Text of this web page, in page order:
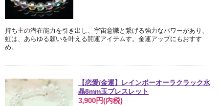
持ち主の潜在能力を引き出し、宇宙意識と繋げる強力なパワーがあり、
虹は、あらゆる願いを叶える開運アイテムす。金運アップにもおすす
め。
【恋愛/金運】レインボーオーラクラック水
晶8mm玉ブレスレット
3,900円(内税)